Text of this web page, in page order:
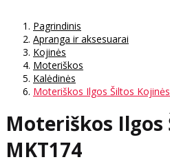
Pagrindinis
Apranga ir aksesuarai
Kojinės
Moteriškos
Kalėdinės
Moteriškos Ilgos Šiltos
Moteriškos Ilgos
MKT174